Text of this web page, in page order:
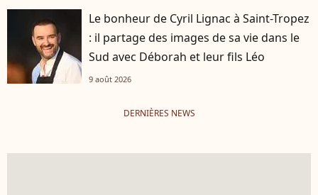
Le bonheur de Cyril Lignac à Saint-Tropez
: il partage des images de sa vie dans le
Sud avec Déborah et leur fils Léo
9 août 2026
DERNIÈRES NEWS